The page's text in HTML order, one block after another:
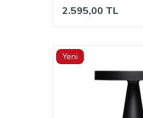
2.595,00 TL
Yeni